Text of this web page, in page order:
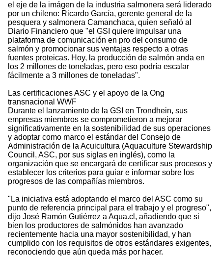
el eje de la imágen de la industria salmonera será liderado
por un chileno: Ricardo García, gerente general de la
pesquera y salmonera Camanchaca, quien señaló al
Diario Financiero que "el GSI quiere impulsar una
plataforma de comunicación en pro del consumo de
salmón y promocionar sus ventajas respecto a otras
fuentes proteicas. Hoy, la producción de salmón anda en
los 2 millones de toneladas, pero eso podría escalar
fácilmente a 3 millones de toneladas".
Las certificaciones ASC y el apoyo de la Ong
transnacional WWF
Durante el lanzamiento de la GSI en Trondhein, sus
empresas miembros se comprometieron a mejorar
significativamente en la sostenibilidad de sus operaciones
y adoptar como marco el estándar del Consejo de
Administración de la Acuicultura (Aquaculture Stewardship
Council, ASC, por sus siglas en inglés), como la
organización que se encargará de certificar sus procesos y
establecer los criterios para guiar e informar sobre los
progresos de las compañías miembros.
"La iniciativa está adoptando el marco del ASC como su
punto de referencia principal para el trabajo y el progreso",
dijo José Ramón Gutiérrez a Aqua.cl, añadiendo que si
bien los productores de salmónidos han avanzado
recientemente hacia una mayor sostenibilidad, y han
cumplido con los requisitos de otros estándares exigentes,
reconociendo que aún queda más por hacer.